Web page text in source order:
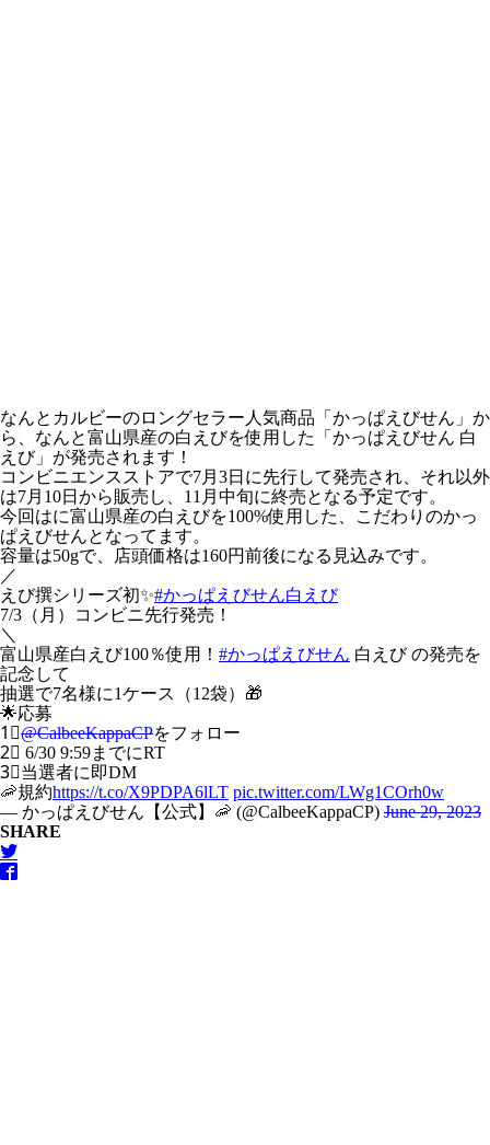
なんとカルビーのロングセラー人気商品「かっぱえびせん」か
ら、なんと富山県産の白えびを使用した「かっぱえびせん 白
えび」が発売されます！
コンビニエンスストアで7月3日に先行して発売され、それ以外
は7月10日から販売し、11月中旬に終売となる予定です。
今回はに富山県産の白えびを100%使用した、こだわりのかっ
ぱえびせんとなってます。
容量は50gで、店頭価格は160円前後になる見込みです。
／
えび撰シリーズ初✨#かっぱえびせん白えび
7/3（月）コンビニ先行発売！
＼
富山県産白えび100％使用！ #かっぱえびせん 白えび の発売を
記念して
抽選で7名様に1ケース（12袋）🎁
🌟応募
1⃣@CalbeeKappaCPをフォロー
2⃣ 6/30 9:59までにRT
3⃣当選者に即DM
🦐規約https://t.co/X9PDPA6lLT pic.twitter.com/LWg1COrh0w
— かっぱえびせん【公式】🦐 (@CalbeeKappaCP) June 29, 2023
SHARE